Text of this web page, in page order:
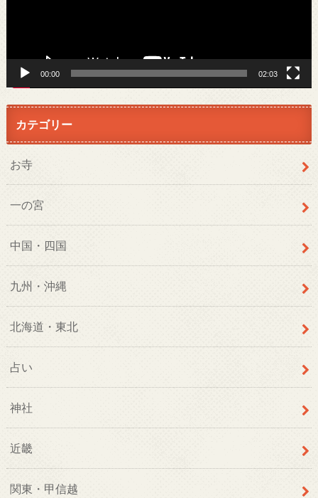
00:00 02:03
カテゴリー
お寺
一の宮
中国・四国
九州・沖縄
北海道・東北
占い
神社
近畿
関東・甲信越